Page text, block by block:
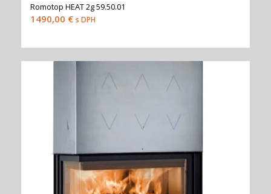
Romotop HEAT 2g 59.50.01
1490,00 € s DPH